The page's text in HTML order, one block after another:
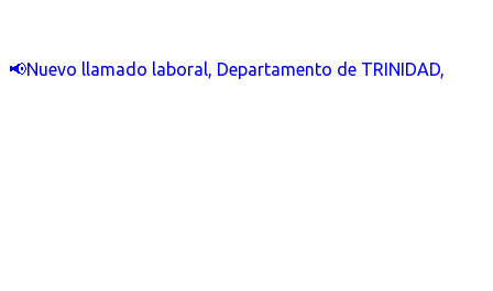
📢Nuevo llamado laboral, Departamento de TRINIDAD,